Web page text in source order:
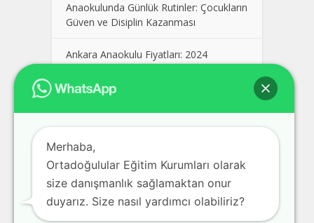
Anaokulunda Günlük Rutinler: Çocukların
Güven ve Disiplin Kazanması
Ankara Anaokulu Fiyatları: 2024
Kolej Seçimi Yaparken Dikkat Edilmesi
Dershaneler, Ankara Polatlı Dershane
Fiyatları
Pursaklar Dershane, En İyi Pursaklar
Dershaneler, Ankara Pursaklar
Merhaba,
Ortadoğulular Eğitim Kurumları olarak
size danışmanlık sağlamaktan onur
duyarız. Size nasıl yardımcı olabiliriz?